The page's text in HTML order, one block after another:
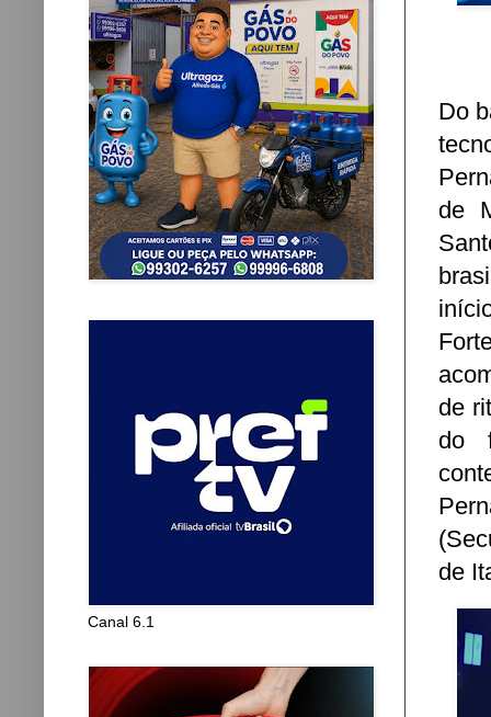
Do
de
de
do
de
Canal 6.1